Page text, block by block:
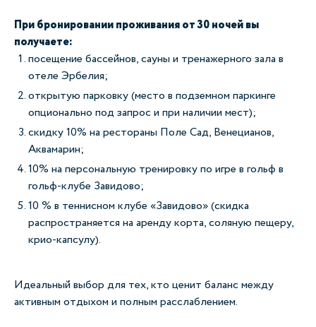
При бронировании проживания от 30 ночей вы
получаете:
посещение бассейнов, сауны и тренажерного зала в
отеле Эрбелия;
открытую парковку (место в подземном паркинге
опционально под запрос и при наличии мест);
скидку 10% на рестораны Поле Сад, Венецианов,
Аквамарин;
10% на персональную тренировку по игре в гольф в
гольф-клубе Завидово;
10 % в теннисном клубе «Завидово» (скидка
распространяется на аренду корта, соляную пещеру,
крио-капсулу).
Идеальный выбор для тех, кто ценит баланс между
активным отдыхом и полным расслаблением.